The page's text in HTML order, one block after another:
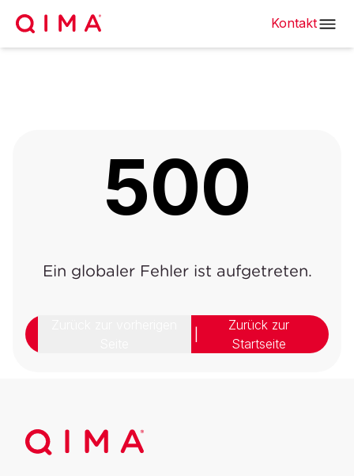
Kontakt
500
Ein globaler Fehler ist aufgetreten.
Zurück zur
Startseite